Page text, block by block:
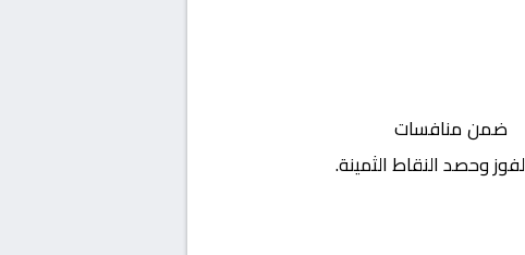
ضمن منافسات
وحصد النقاط الثمينة.